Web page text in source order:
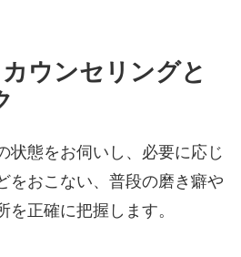
ウンセリングと
状態をお伺いし、必要に応じ
をおこない、 普段の磨き癖や
正確に把握します。